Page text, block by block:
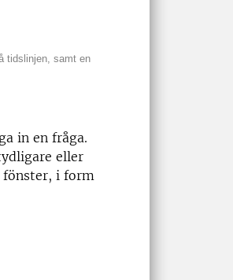
tidslinjen, samt en
in en fråga.
eller
fönster, i form